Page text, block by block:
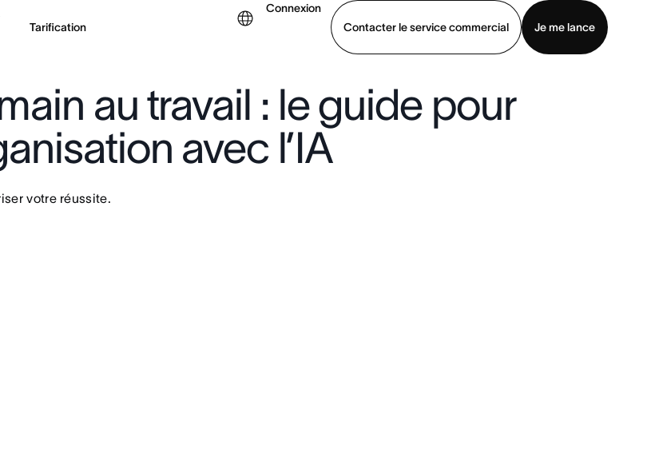
Tarification
Connexion
Contacter le service commercial
Je me lance
Contacter le service commercial Voir une démo
au travail : le guide pour
avec l’IA
votre réussite.